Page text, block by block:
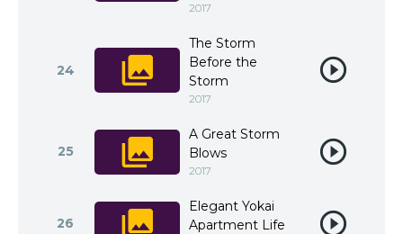
2017
24
The Storm
Before the
Storm
2017
25
A Great Storm
Blows
2017
26
Elegant Yokai
Apartment Life